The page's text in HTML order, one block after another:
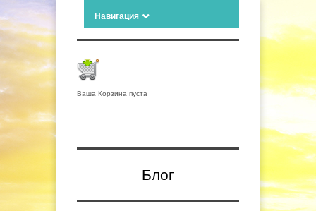
Ваша Корзина пуста
Навигация
Блог